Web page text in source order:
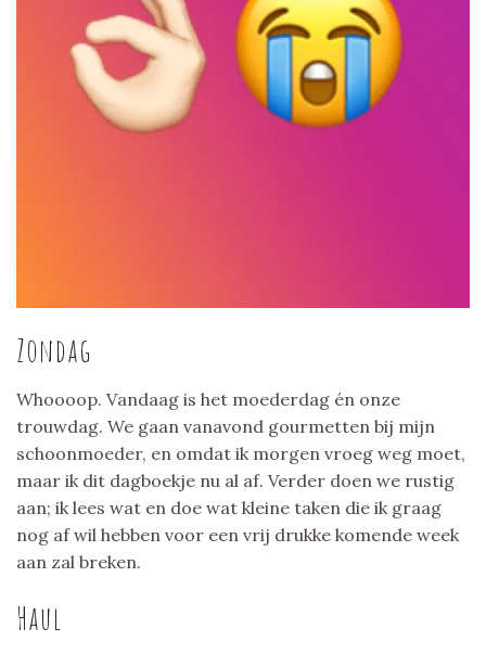
Zondag
Whoooop. Vandaag is het moederdag én onze
trouwdag. We gaan vanavond gourmetten bij mijn
schoonmoeder, en omdat ik morgen vroeg weg moet,
maar ik dit dagboekje nu al af. Verder doen we rustig
aan; ik lees wat en doe wat kleine taken die ik graag
nog af wil hebben voor een vrij drukke komende week
aan zal breken.
Haul